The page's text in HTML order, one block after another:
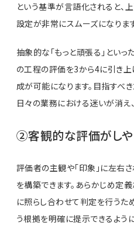
という基準が言語化されると、
設定が非常にスムーズになります
抽象的な「もっと頑張る」といっ
の工程の評価を3から4に引き上
成が可能になります。目指すべ
日々の業務における迷いが消え
②客観的な評価がしや
評価者の主観や「印象」に左右
を構築できます。あらかじめ定
に照らし合わせて判定を行うた
う根拠を明確に提示できるように